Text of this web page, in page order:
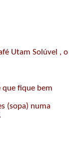
Utam Solúvel , o
que fique bem
(sopa) numa